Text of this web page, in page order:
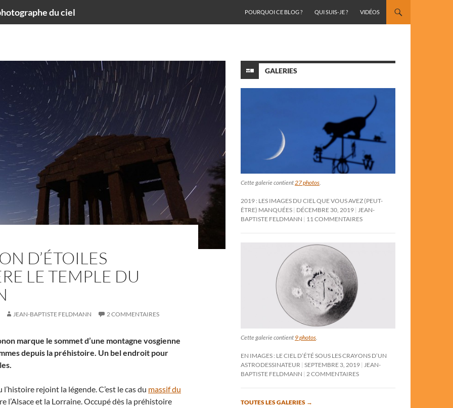
du ciel
POURQUOI CE BLOG ?
QUI SUIS-JE ? VIDÉOS
D’ÉTOILES
LE TEMPLE DU
JEAN-BAPTISTE FELDMANN 2 COMMENTAIRES
marque le sommet d’une montagne vosgienne
depuis la préhistoire. Un bel endroit pour
l’histoire rejoint la légende. C’est le cas du massif du
l’Alsace et la Lorraine. Occupé dès la préhistoire
GALERIES
Cette galerie contient27 photos.
2019 : LES IMAGES DU CIEL QUE VOUS AVEZ (PEUT-
ÊTRE) MANQUÉES DÉCEMBRE 30, 2019 JEAN-
BAPTISTE FELDMANN
11 COMMENTAIRES
Cette galerie contient 9 photos
EN IMAGES : LE CIEL D’ÉTÉ SOUS LES CRAYONS D’UN
ASTRODESSINATEUR SEPTEMBRE 3, 2019
JEAN-
BAPTISTE FELDMANN
2 COMMENTAIRES
TOUTES LES GALERIES →